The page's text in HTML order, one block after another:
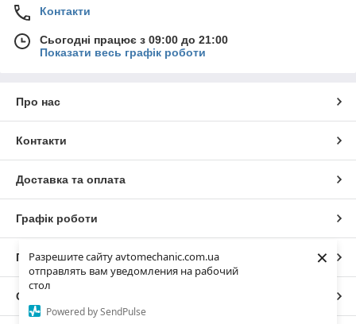
Разрешите сайту avtomechanic.com.ua
отправлять вам уведомления на рабочий
стол
Powered by SendPulse
×
Контакти
Сьогодні працює з 09:00 до 21:00
Показати весь графік роботи
Про нас
Контакти
Доставка та оплата
Графік роботи
Повна версія сайту
Сайт створено на маркетплейсі